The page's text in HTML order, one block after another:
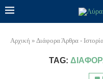
Αρχική » Διάφορα Άρθρα -
TAG: